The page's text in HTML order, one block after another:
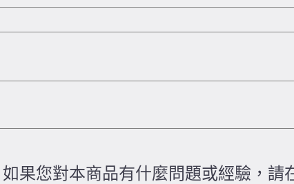
如果您對本商品有什麼問題或經驗，請